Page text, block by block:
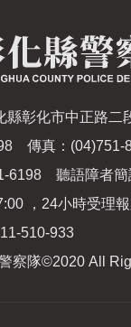
縣彰化市中正路二
傳真：(04)751-
6198 聽語障者簡
，24小時受理報
510-933
察隊©2020 All